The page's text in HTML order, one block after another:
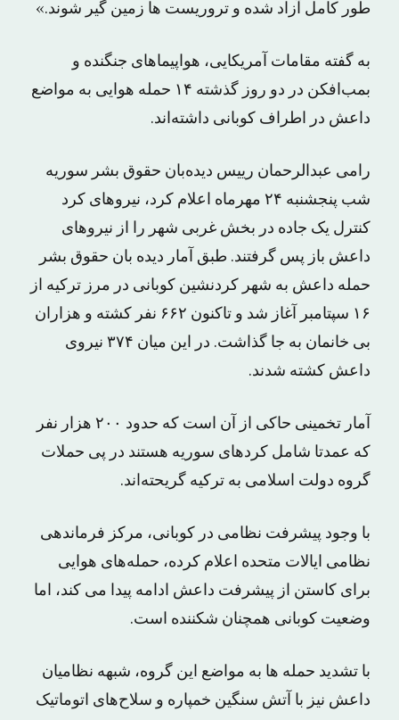
طور کامل آزاد شده و تروریست ها زمین گیر شوند.»
به گفته مقامات آمریکایی، هواپیماهای جنگنده و
بمب‌افکن در دو روز گذشته ۱۴ حمله هوایی به مواضع
داعش در اطراف کوبانی داشته‌اند.
رامی عبدالرحمان رییس دیده‌بان حقوق بشر سوریه
شب پنجشنبه ۲۴ مهرماه اعلام کرد، نیروهای کرد
کنترل یک جاده در بخش غربی شهر را از نیروهای
داعش باز پس گرفتند. طبق آمار دیده بان حقوق بشر
حمله داعش به شهر کردنشین کوبانی در مرز ترکیه از
۱۶ سپتامبر آغاز شد و تاکنون ۶۶۲ نفر کشته و هزاران
بی خانمان به جا گذاشت. در این میان ۳۷۴ نیروی
داعش کشته شدند.
آمار تخمینی حاکی از آن است که حدود ۲۰۰ هزار نفر
که عمدتا شامل کردهای سوریه هستند در پی حملات
گروه دولت اسلامی به ترکیه گریحته‌اند.
با وجود پیشرفت نظامی در کوبانی، مرکز فرماندهی
نظامی ایالات متحده اعلام کرده، حمله‌های هوایی
برای کاستن از پیشرفت داعش ادامه پیدا می کند، اما
وضعیت کوبانی همچنان شکننده است.
با تشدید حمله ها به مواضع این گروه، شبهه نظامیان
داعش نیز با آتش سنگین خمپاره و سلاح‌های اتوماتیک